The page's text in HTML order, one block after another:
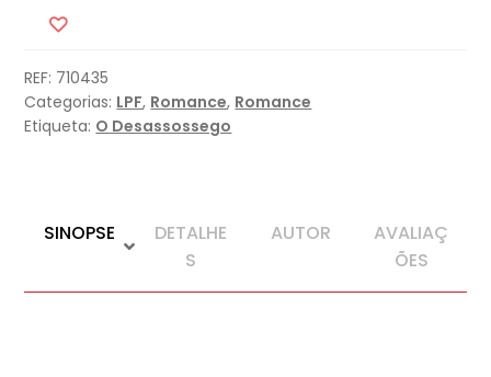
REF: 710435
Categorias: LPF, Romance, Romance
Etiqueta: O Desassossego
SINOPSE
DETALHE
S
AUTOR
AVALIAÇ
ÕES